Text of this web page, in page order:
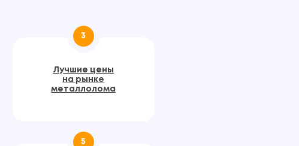
3
Лучшие цены
на рынке
металлолома
5